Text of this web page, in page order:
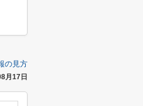
の見方
月17日